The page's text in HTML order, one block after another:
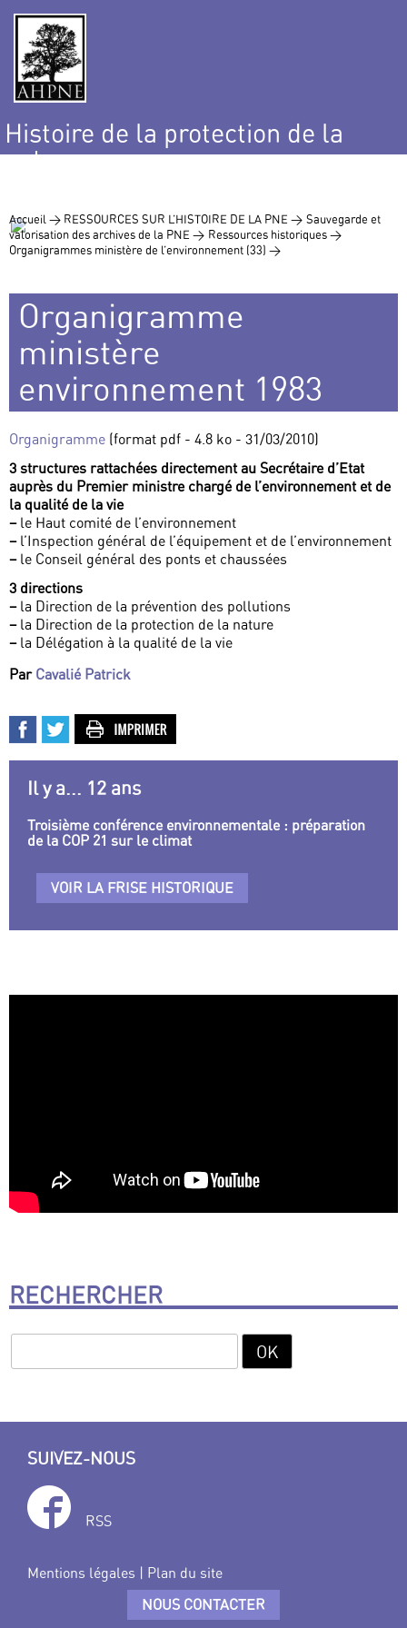
Histoire de la protection de la
nature
Accueil > RESSOURCES SUR L’HISTOIRE DE LA PNE > Sauvegarde et
valorisation des archives de la PNE > Ressources historiques >
Organigrammes ministère de l’environnement (33) >
Organigramme
ministère
environnement 1983
Organigramme (format pdf - 4.8 ko - 31/03/2010)
3 structures rattachées directement au Secrétaire d’Etat
auprès du Premier ministre chargé de l’environnement et de
la qualité de la vie
–le Haut comité de l’environnement
–l’Inspection général de l’équipement et de l’environnement
–le Conseil général des ponts et chaussées
3 directions
–la Direction de la prévention des pollutions
–la Direction de la protection de la nature
–la Délégation à la qualité de la vie
Par Cavalié Patrick
Il y a... 12 ans
Troisième conférence environnementale : préparation
de la COP 21 sur le climat
VOIR LA FRISE HISTORIQUE
RECHERCHER
SUIVEZ-NOUS
RSS
Mentions légales | Plan du site
NOUS CONTACTER